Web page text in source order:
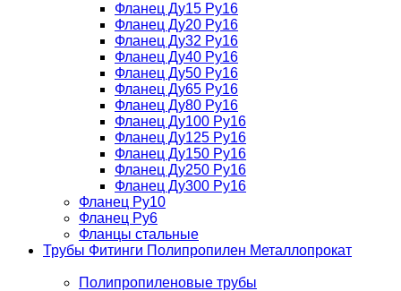
Фланец Ду15 Ру16
Фланец Ду20 Ру16
Фланец Ду32 Ру16
Фланец Ду40 Ру16
Фланец Ду50 Ру16
Фланец Ду65 Ру16
Фланец Ду80 Ру16
Фланец Ду100 Ру16
Фланец Ду125 Ру16
Фланец Ду150 Ру16
Фланец Ду250 Ру16
Фланец Ду300 Ру16
Фланец Ру10
Фланец Ру6
Фланцы стальные
Трубы Фитинги Полипропилен Металлопрокат
Полипропиленовые трубы